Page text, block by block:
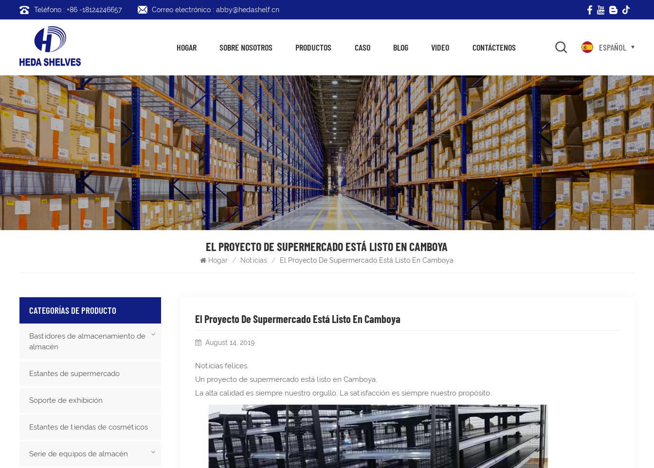
Teléfono : +86 -18124246657 Correo electrónico : abby@hedashelf.cn
HOGAR SOBRE NOSOTROS PRODUCTOS CASO BLOG VIDEO CONTÁCTENOS ESPAÑOL
EL PROYECTO DE SUPERMERCADO ESTÁ LISTO EN CAMBOYA
Hogar / Noticias / El Proyecto De Supermercado Está Listo En Camboya
El Proyecto De Supermercado Está Listo En Camboya
August 14, 2019
Noticias felices.
Un proyecto de supermercado está listo en Camboya.
La alta calidad es siempre nuestro orgullo. La satisfacción es siempre nuestro propósito.
CATEGORÍAS DE PRODUCTO
Bastidores de almacenamiento de
almacén
Estantes de supermercado
Soporte de exhibición
Estantes de tiendas de cosméticos
Serie de equipos de almacén